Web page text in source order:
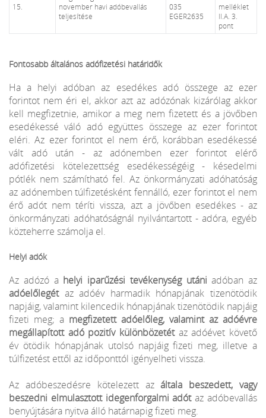
15.
november havi adóbevallás
teljesítése
035
EGER2635
melléklet
II.A. 3.
pont
Fontosabb általános adófizetési határidők
Ha a helyi adóban az esedékes adó összege az ezer
forintot nem éri el, akkor azt az adózónak kizárólag akkor
kell megfizetnie, amikor a meg nem fizetett és a jövőben
esedékessé váló adó együttes összege az ezer forintot
eléri. Az ezer forintot el nem érő, korábban esedékessé
vált adó után - az adónemben ezer forintot elérő
adófizetési kötelezettség esedékességéig - késedelmi
pótlék nem számítható fel. Az önkormányzati adóhatóság
az adónemben túlfizetésként fennálló, ezer forintot el nem
érő adót nem téríti vissza, azt a jövőben esedékes - az
önkormányzati adóhatóságnál nyilvántartott - adóra, egyéb
közteherre számolja el.
Helyi adók
Az adózó a helyi iparűzési tevékenység utáni adóban az
adóelőlegétaz adóév harmadik hónapjának tizenötödik
napjáig, valamint kilencedik hónapjának tizenötödik napjáig
fizeti meg; a megfizetett adóelőleg, valamint az adóévre
megállapított adó pozitív különbözetétaz adóévet követő
év ötödik hónapjának utolsó napjáig fizeti meg, illetve a
túlfizetést ettől az időponttól igényelheti vissza.
Az adóbeszedésre kötelezett azáltala beszedett, vagy
beszedni elmulasztott idegenforgalmi adótaz adóbevallás
benyújtására nyitva álló határnapig fizeti meg.